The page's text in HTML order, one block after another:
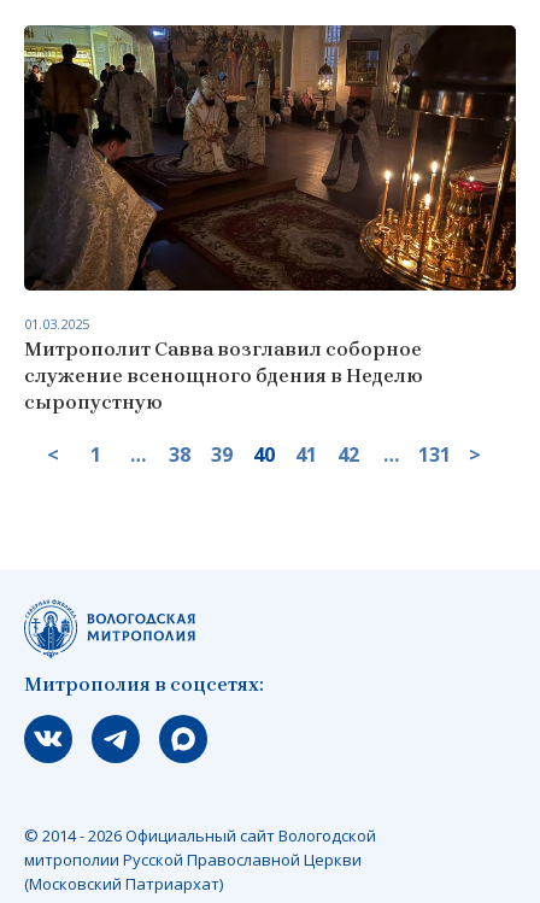
Митрополит Савва возглавил соборное
служение всенощного бдения в Неделю
сыропустную
01.03.2025
< 1 … 38 39 40 41 42 … 131 >
Митрополия в соцсетях:
Мы вконтакте
Мы в telegram
Мы в Макс
© 2014 - 2026 Официальный сайт Вологодской
митрополии Русской Православной Церкви
(Московский Патриархат)